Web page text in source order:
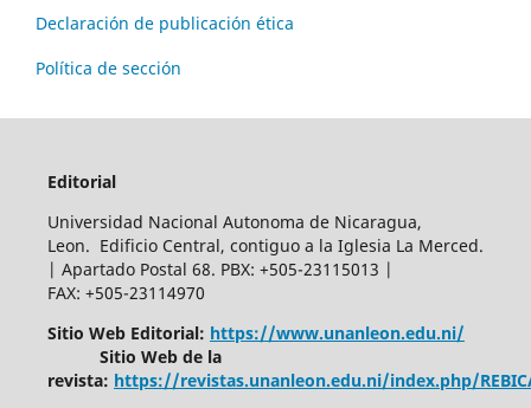
Declaración de publicación ética
Política de sección
Editorial
Universidad Nacional Autonoma de Nicaragua,
Leon. Edificio Central, contiguo a la Iglesia La Merced.
| Apartado Postal 68. PBX: +505-23115013 |
FAX: +505-23114970
Sitio Web Editorial: https://www.unanleon.edu.ni/
Sitio Web de la
revista: https://revistas.unanleon.edu.ni/index.php/